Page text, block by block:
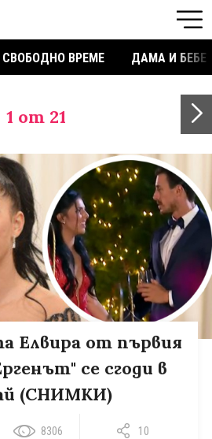
СВОБОДНО ВРЕМЕ ДАМА И БЕБЕ
1 от 21
Елвира от първия
се сгоди в
(СНИМКИ)
8306 10